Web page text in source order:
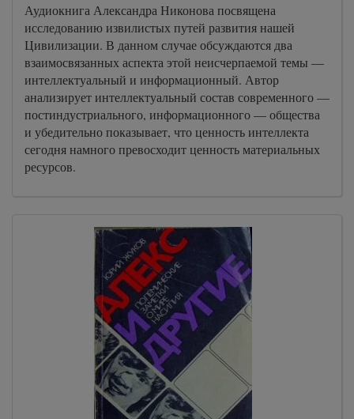
Аудиокнига Александра Никонова посвящена
исследованию извилистых путей развития нашей
Цивилизации. В данном случае обсуждаются два
взаимосвязанных аспекта этой неисчерпаемой темы —
интеллектуальный и информационный. Автор
анализирует интеллектуальный состав современного —
постиндустриального, информационного — общества
и убедительно показывает, что ценность интеллекта
сегодня намного превосходит ценность материальных
ресурсов.